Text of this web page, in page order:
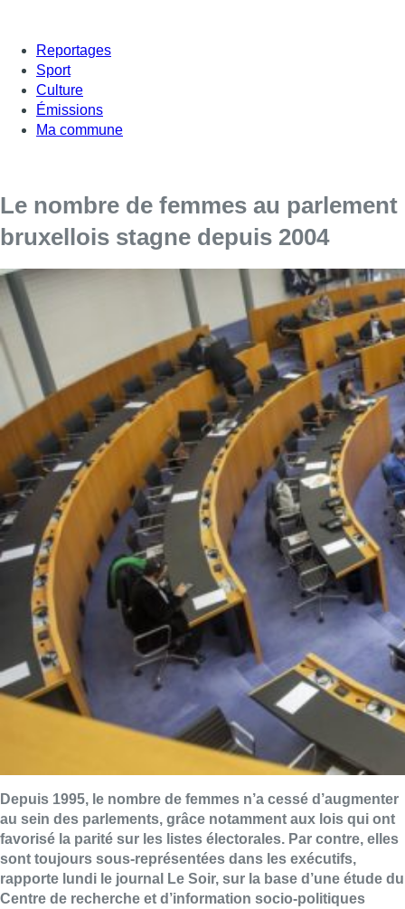
Reportages
Sport
Culture
Émissions
Ma commune
Le nombre de femmes au parlement
bruxellois stagne depuis 2004
Depuis 1995, le nombre de femmes n’a cessé d’augmenter
au sein des parlements, grâce notamment aux lois qui ont
favorisé la parité sur les listes électorales. Par contre, elles
sont toujours sous-représentées dans les exécutifs,
rapporte lundi le journal Le Soir, sur la base d’une étude du
Centre de recherche et d’information socio-politiques